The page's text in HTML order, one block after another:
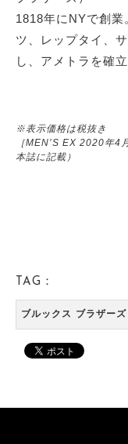
1818年にNYで創業
ツ、レップタイ、
し、アメトラを確立
※表示価格は税抜き
［MEN’S EX 2020年4
本誌に記載）
TAG：
ブルックス ブラザーズ